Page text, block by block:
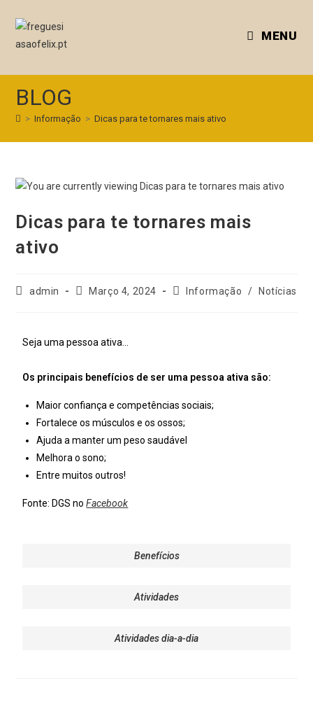
MENU
BLOG
> Informação > Dicas para te tornares mais ativo
Dicas para te tornares mais
ativo
admin Março 4, 2024 Informação / Notícias
Seja uma pessoa ativa…
Os principais benefícios de ser uma pessoa ativa são:
Maior confiança e competências sociais;
Fortalece os músculos e os ossos;
Ajuda a manter um peso saudável
Melhora o sono;
Entre muitos outros!
Fonte: DGS noFacebook
Benefícios
Atividades
Atividades dia-a-dia